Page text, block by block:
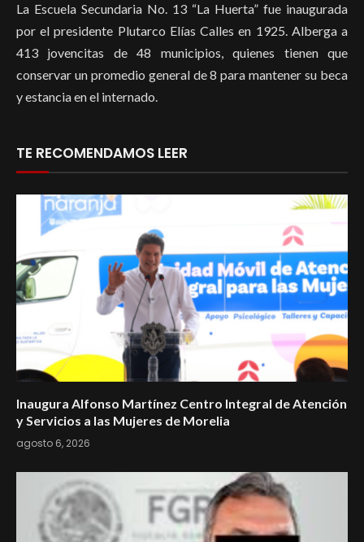
La Escuela Secundaria No. 13 “La Huerta” fue inaugurada
por el presidente Plutarco Elías Calles en 1925. Alberga a
413 jovencitas de 48 municipios, quienes tienen que
conservar un promedio general de 8 para mantener su beca
y estancia en el internado.
TE RECOMENDAMOS LEER
Inaugura Alfonso Martínez Centro Integral de Atención
y Servicios a las Mujeres de Morelia
agosto 6, 2026